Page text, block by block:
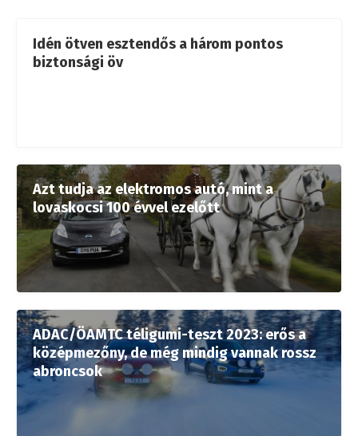
Idén ötven esztendős a három pontos
biztonsági öv
Azt tudja az elektromos autó, mint a
lovaskocsi 100 évvel ezelőtt
ADAC/ÖAMTC téligumi-teszt 2023: erős a
középmezőny, de még mindig vannak rossz
abroncsok